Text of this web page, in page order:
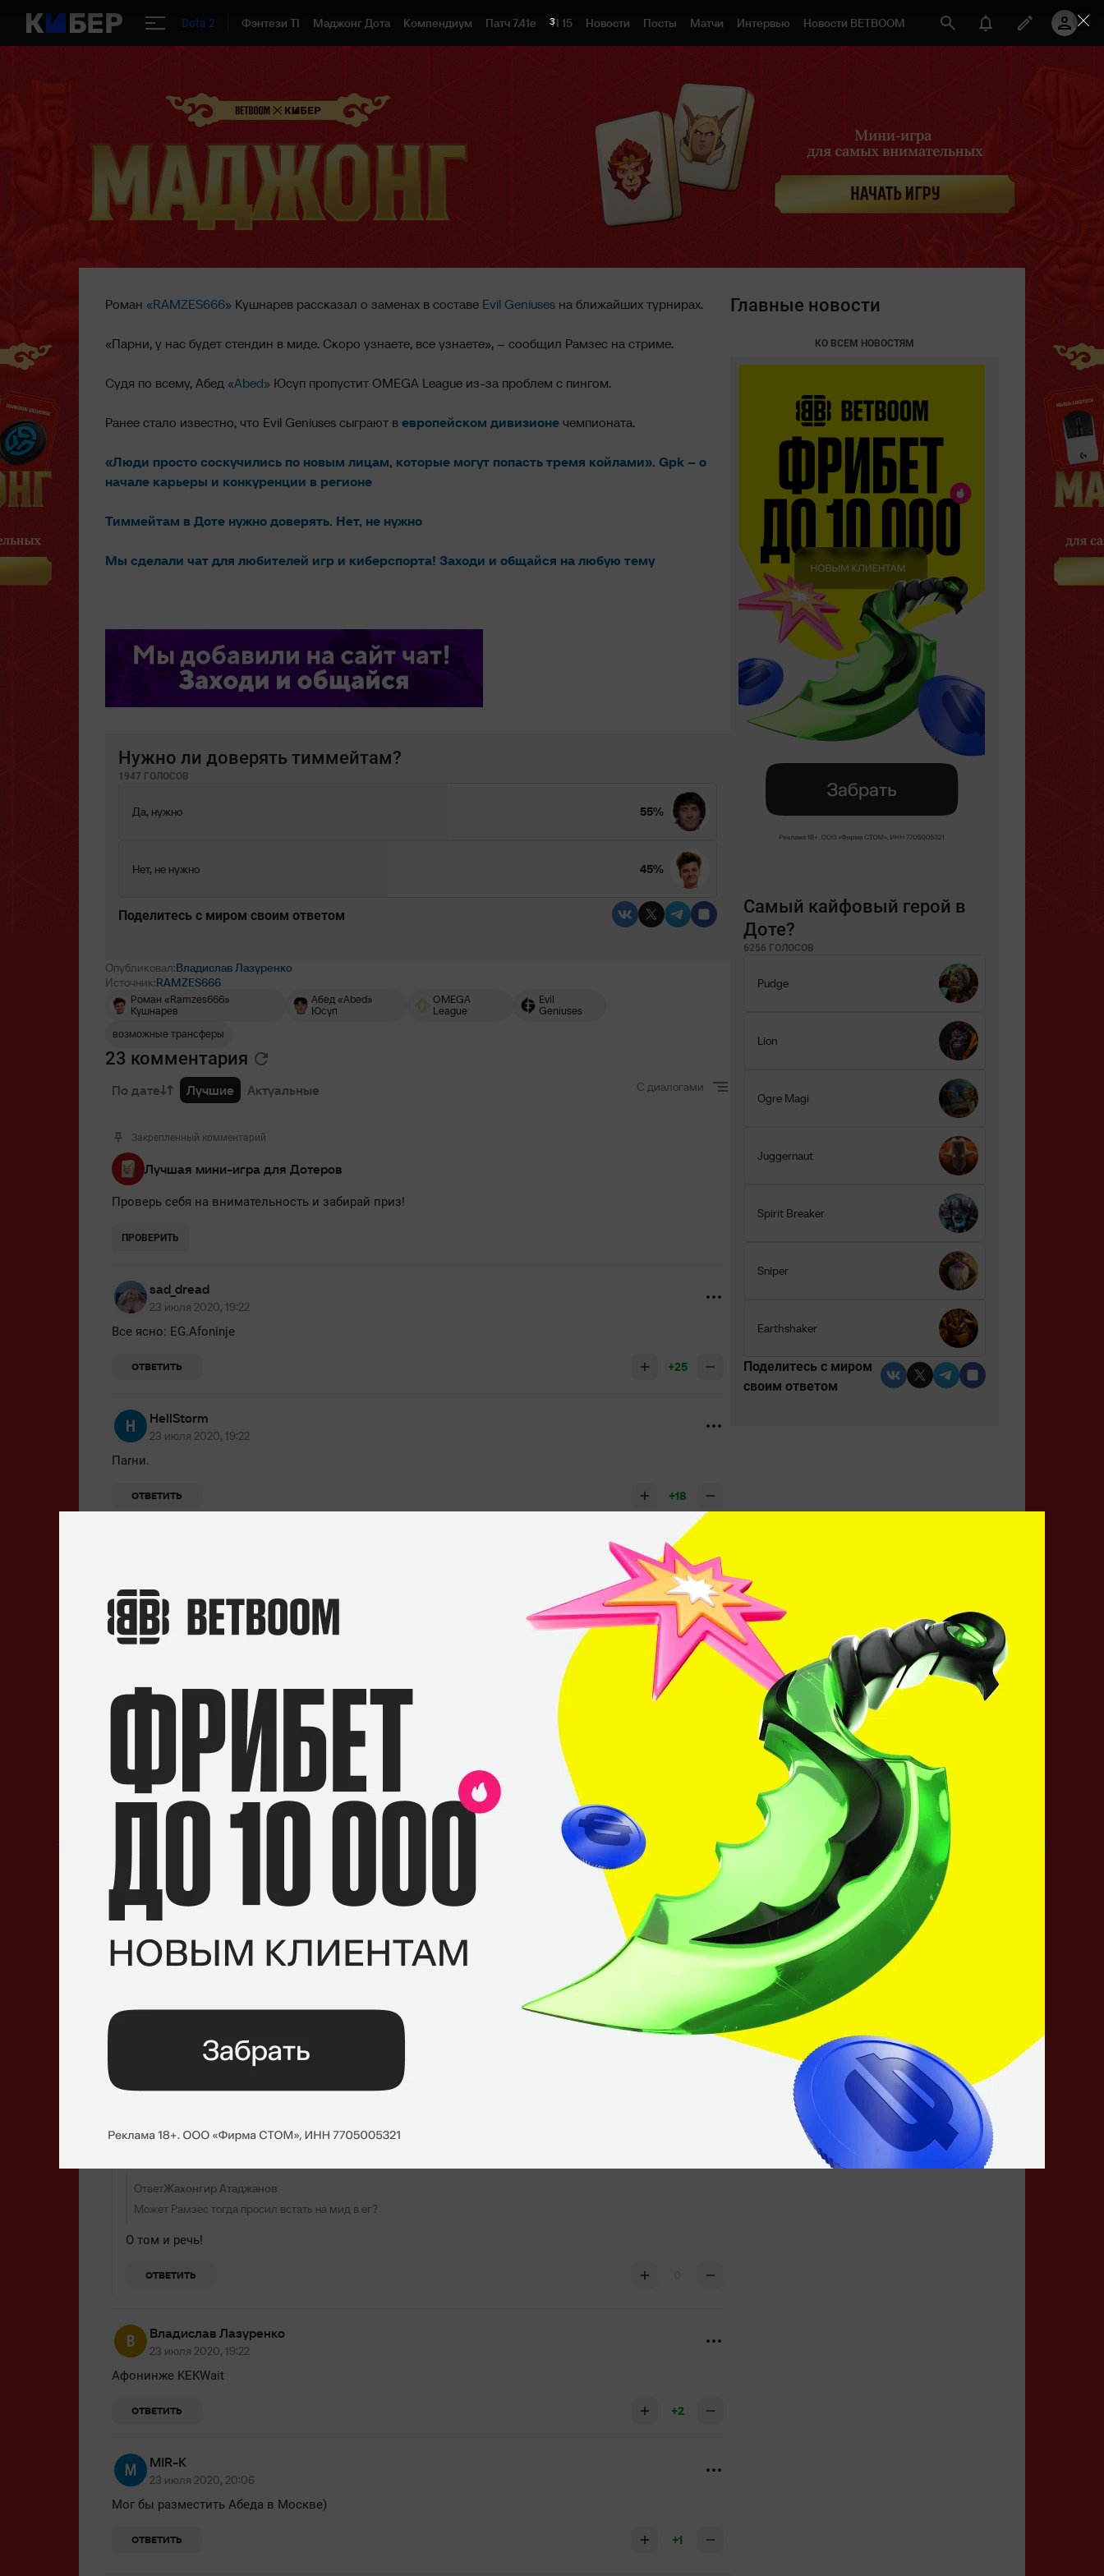
Dota 2 Фэнтези TI Маджонг Дота Компендиум Патч 7.41e TI 15 Новости Посты Матчи Интервью Новости BETBOOM
Роман «RAMZES666» Кушнарев рассказал о заменах в составе Evil Geniuses на ближайших турнирах.
«Парни, у нас будет стендин в миде. Скоро узнаете, все узнаете», – сообщил Рамзес на стриме.
Судя по всему, Абед «Abed» Юсуп пропустит OMEGA League из-за проблем с пингом.
Ранее стало известно, что Evil Geniuses сыграют в европейском дивизионе чемпионата.
«Люди просто соскучились по новым лицам, которые могут попасть тремя койлами». Gpk – о
начале карьеры и конкуренции в регионе
Тиммейтам в Доте нужно доверять. Нет, не нужно
Мы сделали чат для любителей игр и киберспорта! Заходи и общайся на любую тему
Нужно ли доверять тиммейтам?
1947 ГОЛОСОВ
Да, нужно 55%
Нет, не нужно 45%
Поделитесь c миром своим ответом
Опубликовал:Владислав Лазуренко
Источник:RAMZES666
Роман «Ramzes666»
Кушнарев
Абед «Abed»
Юсуп
OMEGA
League
Evil
Geniuses
возможные трансферы
23 комментария
По дате Лучшие Актуальные С диалогами
Закрепленный комментарий
Лучшая мини-игра для Дотеров
Проверь себя на внимательность и забирай приз!
ПРОВЕРИТЬ
sad_dread
23 июля 2020, 19:22
Все ясно: EG.Afoninje
ОТВЕТИТЬ +25
HellStorm
23 июля 2020, 19:22
Паrни.
ОТВЕТИТЬ +18
Денди твой выход
ОТВЕТИТЬ +9
Лев Измайлов
23 июля 2020, 19:39
ОТВЕТИТЬ
Fishman Pog
ОТВЕТИТЬ
Жахонгир Атаджанов
Может Рамзес тогда просил встать на мид в ег?
ОТВЕТИТЬ
Splitpudge
ОтветЖахонгир Атаджанов
Может Рамзес тогда просил встать на мид в ег?
О том и речь!
ОТВЕТИТЬ
Владислав Лазуренко
23 июля 2020, 19:22
Афонинже KEKWait
ОТВЕТИТЬ +2
MIR-K
23 июля 2020, 20:06
Мог бы разместить Абеда в Москве)
ОТВЕТИТЬ +1
Главные новости
КО ВСЕМ НОВОСТЯМ
Самый кайфовый герой в
Доте?
6256 ГОЛОСОВ
Pudge
Lion
Ogre Magi
Juggernaut
Spirit Breaker
Sniper
Earthshaker
Поделитесь c миром
своим ответом
2